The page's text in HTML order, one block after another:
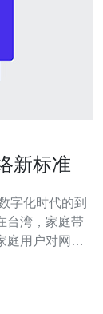
新标准
台湾，家庭带
庭用户对网络